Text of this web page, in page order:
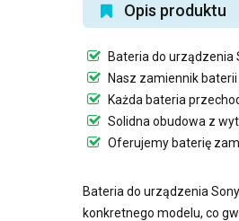
Opis produktu
Bateria do urządzenia
Nasz zamiennik baterii
Każda bateria
Solidna obudowa z
Oferujemy baterię
Bateria do urządzenia
konkretnego modelu, co